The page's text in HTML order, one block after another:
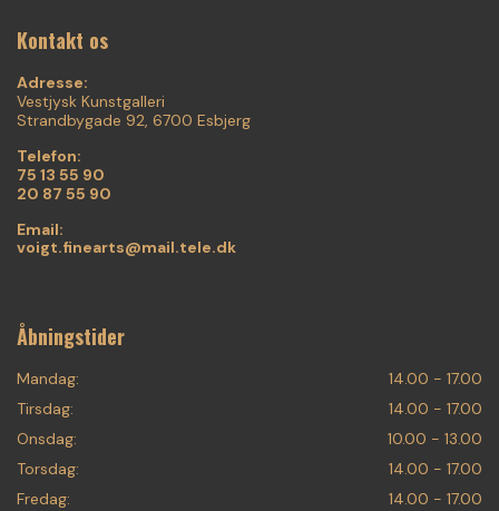
Kontakt os
Adresse:
Vestjysk Kunstgalleri
Strandbygade 92, 6700 Esbjerg
Telefon:
75 13 55 90
20 87 55 90
Email:
voigt.finearts@mail.tele.dk
Åbningstider
Mandag:
14.00 - 17.00
Tirsdag:
14.00 - 17.00
Onsdag:
10.00 - 13.00
Torsdag:
14.00 - 17.00
Fredag:
14.00 - 17.00